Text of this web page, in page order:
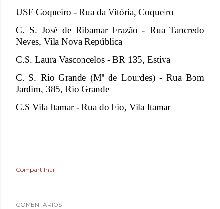
USF Coqueiro - Rua da Vitória, Coqueiro
C. S. José de Ribamar Frazão - Rua Tancredo
Neves, Vila Nova República
C.S. Laura Vasconcelos - BR 135, Estiva
C. S. Rio Grande (Mª de Lourdes) - Rua Bom
Jardim, 385, Rio Grande
C.S Vila Itamar - Rua do Fio, Vila Itamar
Compartilhar
COMENTÁRIOS